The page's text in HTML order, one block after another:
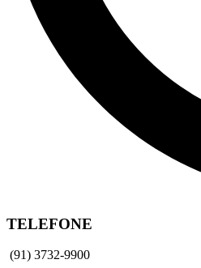
TELEFONE
(91) 3732-9900